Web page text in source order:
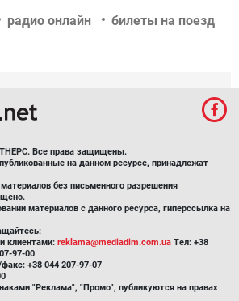
радио онлайн билеты на поезд
Все права защищены.
на данном ресурсе, принадлежат
без письменного разрешения
материалов с данного ресурса, гиперссылка на
клиентами: reklama@mediadim.com.ua Тел: +38
97-00
+38 044 207-97-07
"Реклама", "Промо", публикуются на правах